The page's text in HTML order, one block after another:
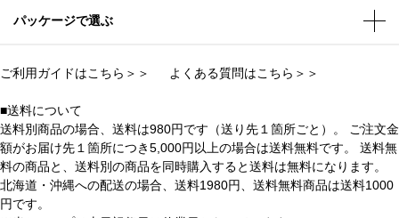
パッケージで選ぶ
ご利用ガイドはこちら＞＞ よくある質問はこちら＞＞
■送料について
送料別商品の場合、送料は980円です（送り先１箇所ごと）。 ご注文金
額がお届け先１箇所につき5,000円以上の場合は送料無料です。 送料無
料の商品と、送料別の商品を同時購入すると送料は無料になります。
北海道・沖縄への配送の場合、送料1980円、送料無料商品は送料1000
円です。